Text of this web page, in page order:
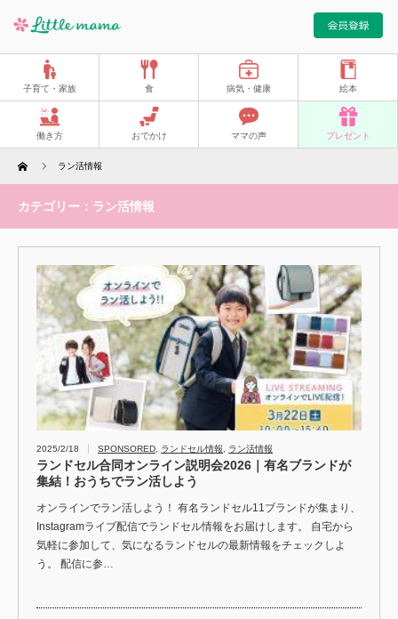
子育て・家族 食 病気・健康 絵本
働き方 おでかけ ママの声 プレゼント
Home ラン活情報
カテゴリー：ラン活情報
2025/2/18 SPONSORED ランドセル情報 ラン活情報
ランドセル合同オンライン説明会2026｜有名ブランドが
集結！おうちでラン活しよう
オンラインでラン活しよう！ 有名ランドセル11ブランドが集まり、
Instagramライブ配信でランドセル情報をお届けします。 自宅から
気軽に参加して、気になるランドセルの最新情報をチェックしよ
う。 配信に参…